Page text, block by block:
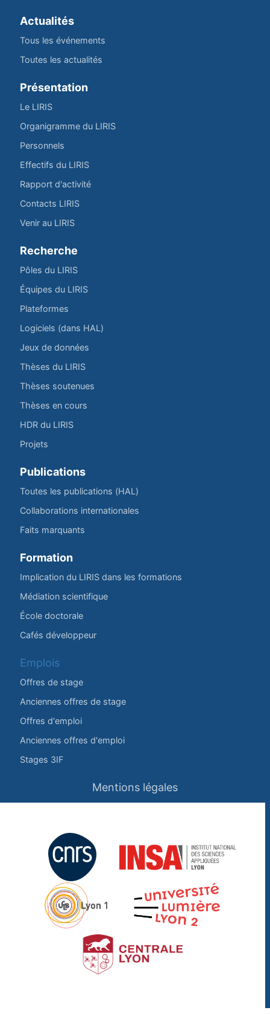
Actualités
Tous les événements
Toutes les actualités
Présentation
Le LIRIS
Organigramme du LIRIS
Personnels
Effectifs du LIRIS
Rapport d'activité
Contacts LIRIS
Venir au LIRIS
Recherche
Pôles du LIRIS
Équipes du LIRIS
Plateformes
Logiciels (dans HAL)
Jeux de données
Thèses du LIRIS
Thèses soutenues
Thèses en cours
HDR du LIRIS
Projets
Publications
Toutes les publications (HAL)
Collaborations internationales
Faits marquants
Formation
Implication du LIRIS dans les formations
Médiation scientifique
École doctorale
Cafés développeur
Emplois
Offres de stage
Anciennes offres de stage
Offres d'emploi
Anciennes offres d'emploi
Stages 3IF
Mentions légales